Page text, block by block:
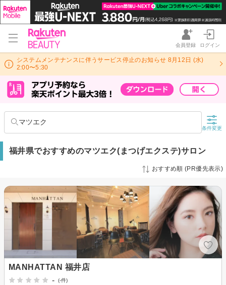
会員登録 ログイン
システムメンテナンスに伴うサービス停止のお知らせ 8月12日 (水)
2:00〜5:30
マツエク
条件変更
福井県でおすすめのマツエク(まつげエクステ)サロン
おすすめ順 (PR優先表示)
MANHATTAN 福井店
-
(-件)